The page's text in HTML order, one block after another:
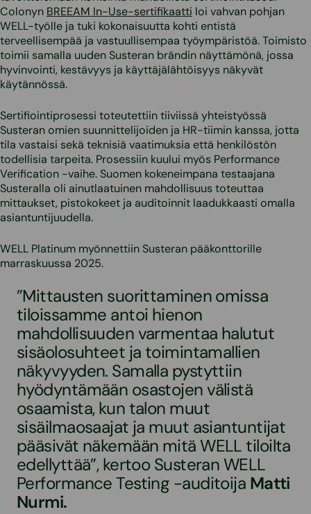
Colonyn BREEAM In-Use-sertifikaatti loi vahvan pohjan
WELL-työlle ja tuki kokonaisuutta kohti entistä
terveellisempää ja vastuullisempaa työympäristöä. Toimisto
toimii samalla uuden Susteran brändin näyttämönä, jossa
hyvinvointi, kestävyys ja käyttäjälähtöisyys näkyvät
käytännössä.
Sertifiointiprosessi toteutettiin tiiviissä yhteistyössä
Susteran omien suunnittelijoiden ja HR-tiimin kanssa, jotta
tila vastaisi sekä teknisiä vaatimuksia että henkilöstön
todellisia tarpeita. Prosessiin kuului myös Performance
Verification -vaihe. Suomen kokeneimpana testaajana
Susteralla oli ainutlaatuinen mahdollisuus toteuttaa
mittaukset, pistokokeet ja auditoinnit laadukkaasti omalla
asiantuntijuudella.
WELL Platinum myönnettiin Susteran pääkonttorille
marraskuussa 2025.
”Mittausten suorittaminen omissa
tiloissamme antoi hienon
mahdollisuuden varmentaa halutut
sisäolosuhteet ja toimintamallien
näkyvyyden. Samalla pystyttiin
hyödyntämään osastojen välistä
osaamista, kun talon muut
sisäilmaosaajat ja muut asiantuntijat
pääsivät näkemään mitä WELL tiloilta
edellyttää”, kertoo Susteran WELL
Performance Testing -auditoija Matti
Nurmi.